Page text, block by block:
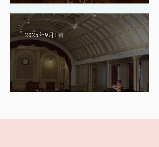
2025年9月1日